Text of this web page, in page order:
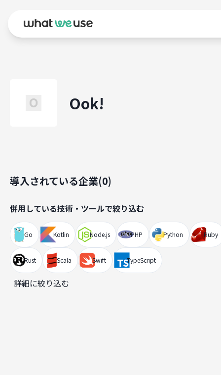
Ook!
導入されている企業(0)
併用している技術・ツールで絞り込む
Go Kotlin Node.js PHP Python Ruby
Rust Scala Swift TypeScript
詳細に絞り込む